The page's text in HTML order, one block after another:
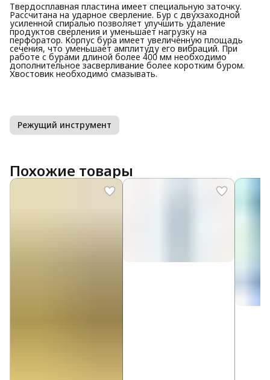
Твердосплавная пластина имеет специальную заточку.
Рассчитана на ударное сверление. Бур с двухзаходной
усиленной спиралью позволяет улучшить удаление
продуктов сверления и уменьшает нагрузку на
перфоратор. Корпус бура имеет увеличенную площадь
сечения, что уменьшает амплитуду его вибраций. При
работе с бурами длиной более 400 мм необходимо
дополнительное засверливание более коротким буром.
Хвостовик необходимо смазывать.
Режущий инструмент
Похожие товары